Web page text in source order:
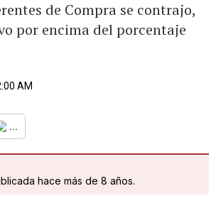
de Compra se contrajo,
por encima del porcentaje
AM
...
hace más de 8 años.